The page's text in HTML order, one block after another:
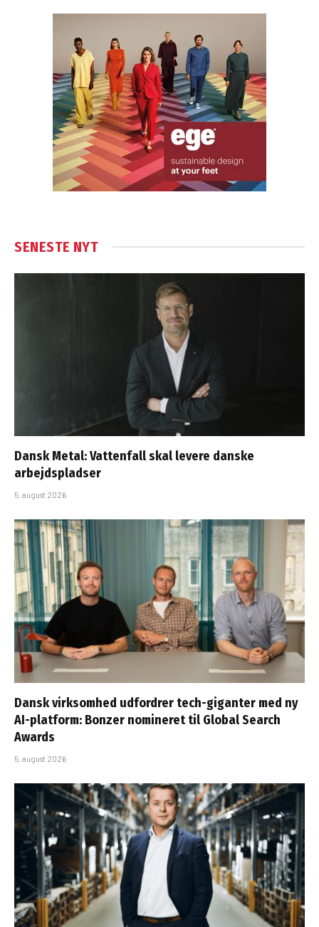
SENESTE NYT
Dansk Metal: Vattenfall skal levere danske
arbejdspladser
5. august 2026
Dansk virksomhed udfordrer tech-giganter med ny
AI-platform: Bonzer nomineret til Global Search
Awards
5. august 2026